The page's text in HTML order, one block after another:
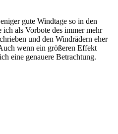
gute Windtage so in den
ich als Vorbote des immer mehr
und den Windrädern eher
wenn ein größeren Effekt
eine genauere Betrachtung.